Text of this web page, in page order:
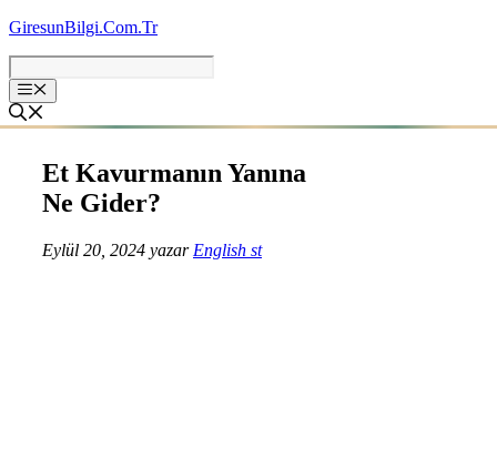
İçeriğe
GiresunBilgi.Com.Tr
Et Kavurmanın Yanına
Ne Gider?
Eylül 20, 2024 yazar English st